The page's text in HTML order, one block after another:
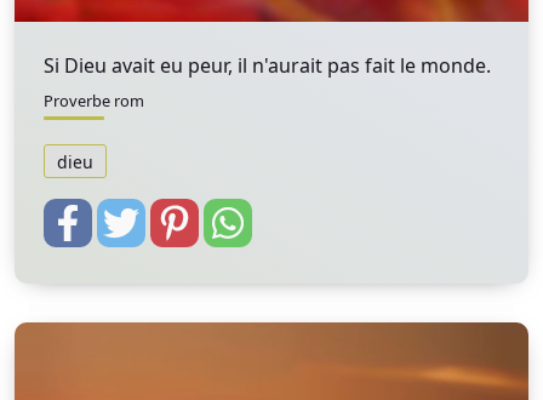
Si Dieu avait eu peur, il n'aurait pas fait le monde.
Proverbe rom
dieu